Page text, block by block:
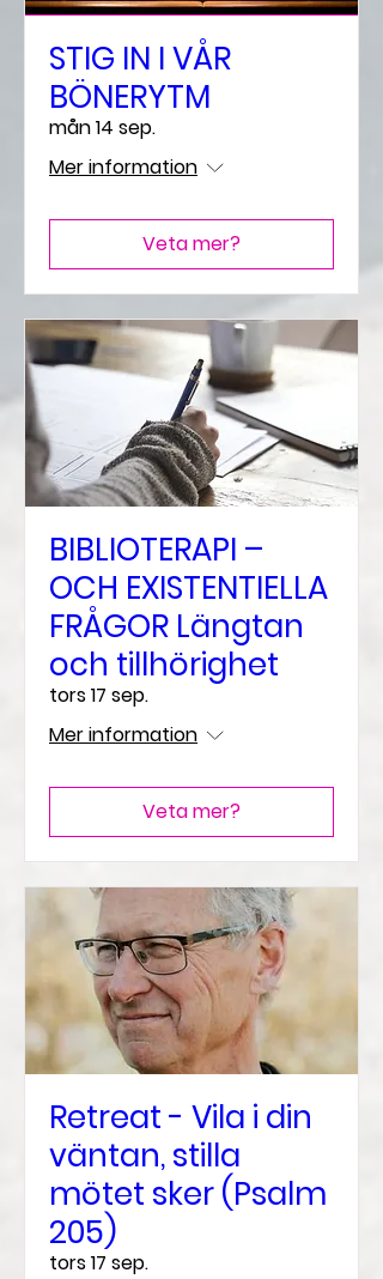
STIG IN I VÅR
BÖNERYTM
mån 14 sep.
Mer information
Veta mer?
BIBLIOTERAPI –
OCH EXISTENTIELLA
FRÅGOR Längtan
och tillhörighet
tors 17 sep.
Mer information
Veta mer?
Retreat - Vila i din
väntan, stilla
mötet sker (Psalm
205)
tors 17 sep.